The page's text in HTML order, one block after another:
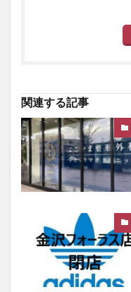
関連する記事